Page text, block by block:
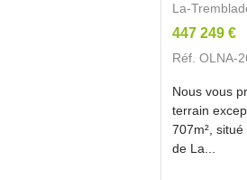
La-
447 249 €
Réf. OLNA-
Nous vous
terrain
707m²,
de La...